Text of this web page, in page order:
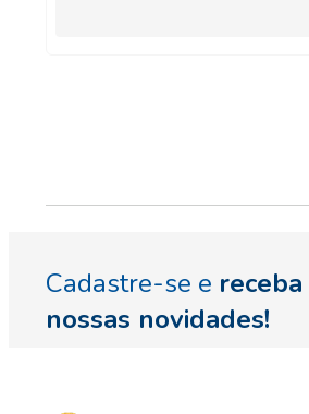
Cadastre-se e receba
nossas novidades!